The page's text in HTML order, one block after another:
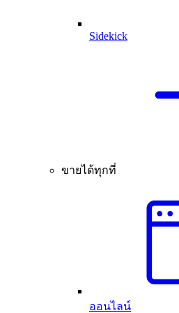
Sidekick
ขายได้ทุกที่
ออนไลน์